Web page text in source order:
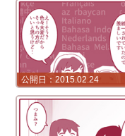
2015.02.24